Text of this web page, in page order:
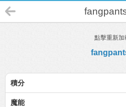
點擊重新加
積分
魔能